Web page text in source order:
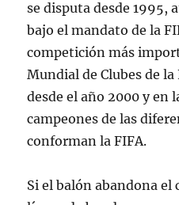
se disputa desde 1995,
bajo el mandato de la
competición más
Mundial de Clubes de
desde el año 2000 y en
campeones de las
conforman la FIFA.
Si el balón abandona el